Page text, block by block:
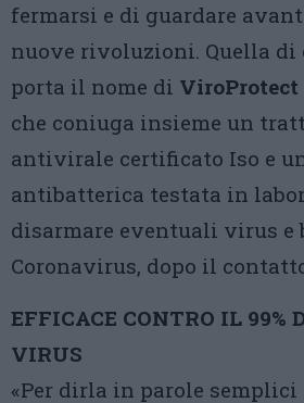
fermarsi e di guardare
nuove rivoluzioni. Quella di
porta il nome di ViroProtect
che coniuga insieme un
antivirale certificato Iso e
antibatterica testata in
disarmare eventuali virus
Coronavirus, dopo il
EFFICACE CONTRO IL 99%
VIRUS
«Per dirla in parole semplici